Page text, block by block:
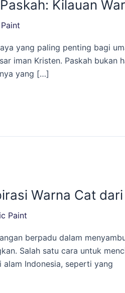
Kilauan
yang paling penting bagi
iman Kristen. Paskah
yang […]
Warna Cat
Paint
berpadu dalam
Salah satu cara untuk
Indonesia, seperti yang